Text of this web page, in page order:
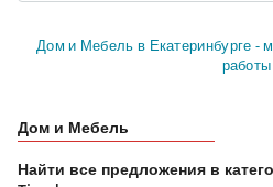
Дом и Мебель в Екатеринбурге -
работы
Дом и Мебель
Найти все предложения в